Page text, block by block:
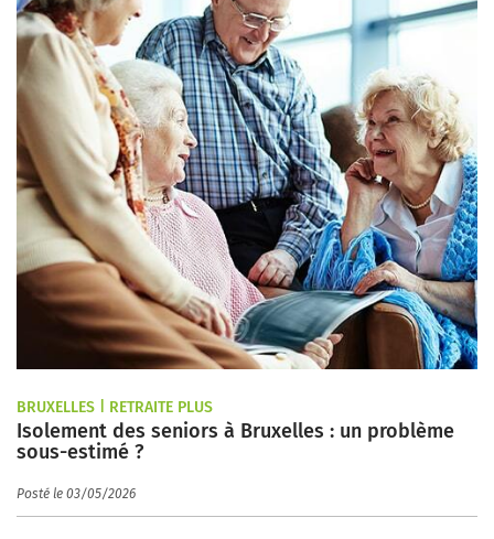
BRUXELLES | RETRAITE PLUS
Isolement des seniors à Bruxelles : un problème
sous-estimé ?
Posté le 03/05/2026